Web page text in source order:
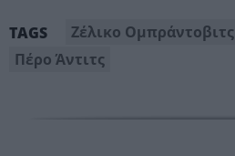
TAGS Ζέλικο Ομπράντοβιτς
Πέρο Άντιτς